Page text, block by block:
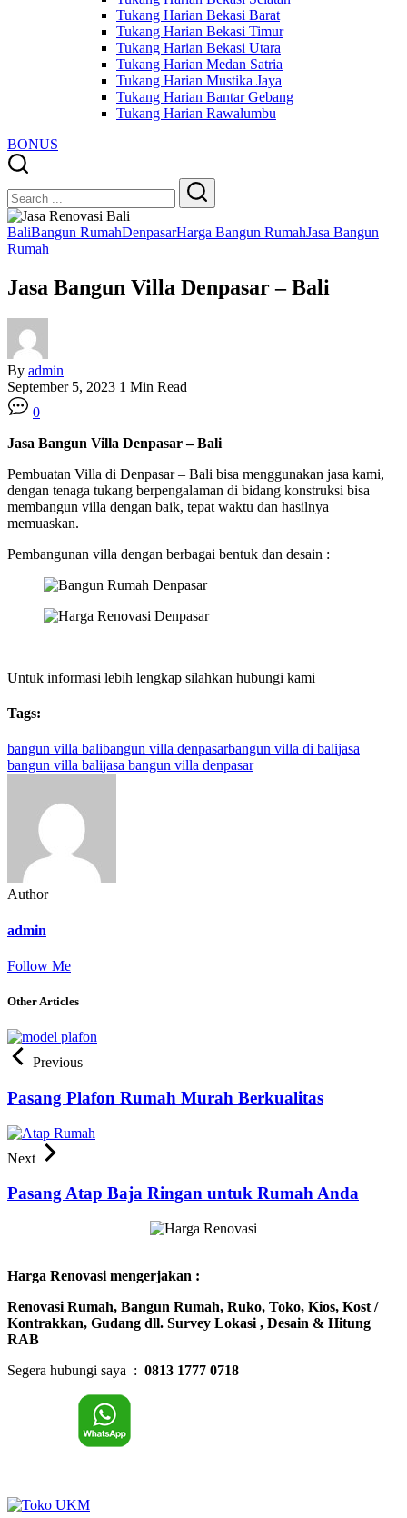
Tukang Harian Bekasi Barat
Tukang Harian Bekasi Timur
Tukang Harian Bekasi Utara
Tukang Harian Medan Satria
Tukang Harian Mustika Jaya
Tukang Harian Bantar Gebang
Tukang Harian Rawalumbu
BONUS
Search
Search
BaliBangun RumahDenpasarHarga Bangun RumahJasa Bangun
Rumah
Jasa Bangun Villa Denpasar – Bali
By admin
September 5, 2023 1 Min Read
0
Jasa Bangun Villa Denpasar – Bali
Pembuatan Villa di Denpasar – Bali bisa menggunakan jasa kami,
dengan tenaga tukang berpengalaman di bidang konstruksi bisa
membangun villa dengan baik, tepat waktu dan hasilnya
memuaskan.
Pembangunan villa dengan berbagai bentuk dan desain :
Untuk informasi lebih lengkap silahkan hubungi kami
Tags:
bangun villa balibangun villa denpasarbangun villa di balijasa
bangun villa balijasa bangun villa denpasar
Author
admin
Follow Me
Other Articles
Previous
Pasang Plafon Rumah Murah Berkualitas
Next
Pasang Atap Baja Ringan untuk Rumah Anda
Harga Renovasi mengerjakan :
Renovasi Rumah, Bangun Rumah, Ruko, Toko, Kios, Kost /
Kontrakkan, Gudang dll. Survey Lokasi , Desain & Hitung
RAB
Segera hubungi saya : 0813 1777 0718